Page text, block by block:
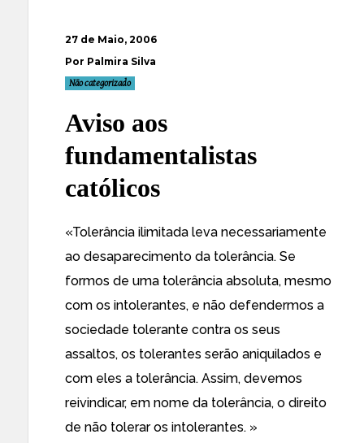
27 de Maio, 2006
Por Palmira Silva
Não categorizado
Aviso aos
fundamentalistas
católicos
«Tolerância ilimitada leva necessariamente
ao desaparecimento da tolerância. Se
formos de uma tolerância absoluta, mesmo
com os intolerantes, e não defendermos a
sociedade tolerante contra os seus
assaltos, os tolerantes serão aniquilados e
com eles a tolerância. Assim, devemos
reivindicar, em nome da tolerância, o direito
de não tolerar os intolerantes. »